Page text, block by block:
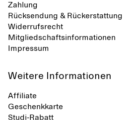
Zahlung
Rücksendung & Rückerstattung
Widerrufsrecht
Mitgliedschaftsinformationen
Impressum
Weitere Informationen
Affiliate
Geschenkkarte
Studi-Rabatt